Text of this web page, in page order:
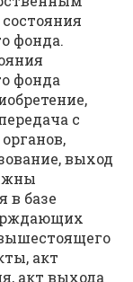
фонда.
фонда
с
выход
в базе
акт
акт выхода